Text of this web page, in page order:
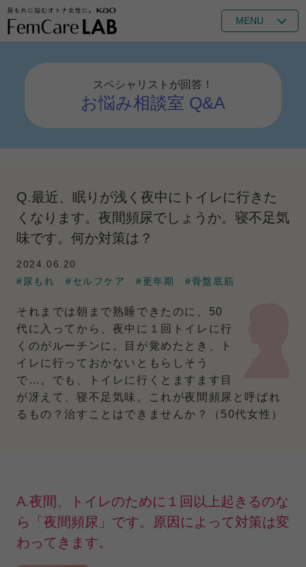
MENU
スペシャリストが回答！
お悩み相談室 Q&A
Q.最近、眠りが浅く夜中にトイレに行きた
くなります。夜間頻尿でしょうか。寝不足気
味です。何か対策は？
2024.06.20
#尿もれ
#セルフケア #更年期 #骨盤底筋
それまでは朝まで熟睡できたのに、50
代に入ってから、夜中に１回トイレに行
くのがルーチンに。目が覚めたとき、ト
イレに行っておかないともらしそう
で…。でも、トイレに行くとますます目
が冴えて、寝不足気味。これが夜間頻尿と呼ばれ
るもの？治すことはできませんか？（50代女性）
A.夜間、トイレのために１回以上起きるのな
ら「夜間頻尿」です。原因によって対策は変
わってきます。